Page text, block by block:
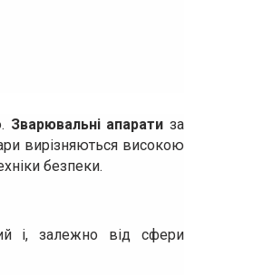
Зварювальні апарати за
вирізняються високою
безпеки.
і, залежно від сфери